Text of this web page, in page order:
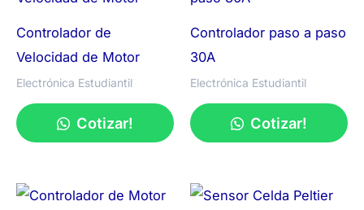
Controlador de
Velocidad de Motor
Electrónica Estudiantil
Cotizar!
Controlador paso a paso
30A
Electrónica Estudiantil
Cotizar!